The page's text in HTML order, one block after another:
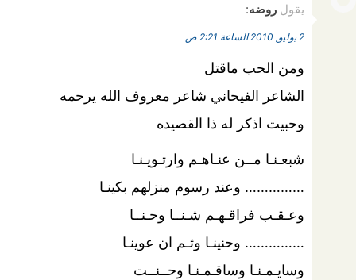
يقول روضه:
2 يوليو, 2010 الساعة 2:21 ص
ومن الحب ماقتل
الشاعر الفيحاني شاعر معروف الله يرحمه
وحبيت اذكر له ذا القصيده
شبعـنـا مــن عنـاهـم وارتـويـنـا ‏
…………… وعند رسوم منزلهم بكينـا
وعـقـب فراقـهـم شـنــا وحـنــا ‏
…………… وحنينـا وثـم ان عوينـا ‏
وسايـمـنـا وساقـمـنـا وحــنــت ‏